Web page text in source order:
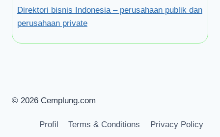
Direktori bisnis Indonesia – perusahaan publik dan
perusahaan private
© 2026 Cemplung.com
Profil Terms & Conditions Privacy Policy